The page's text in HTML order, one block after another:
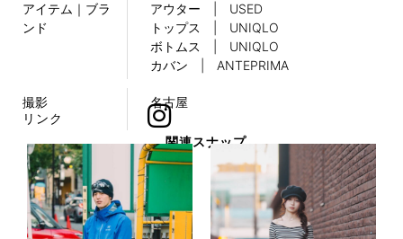
アイテム｜ブラ
ンド
アウター | USED
トップス | UNIQLO
ボトムス | UNIQLO
カバン | ANTEPRIMA
撮影
名古屋
リンク
関連スナップ